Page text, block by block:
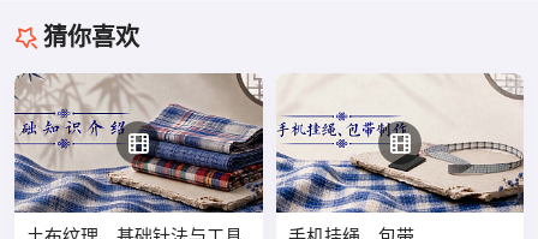
猜你喜欢